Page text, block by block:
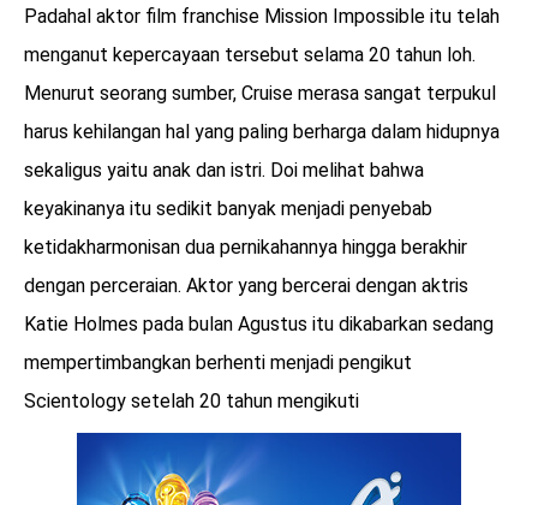
Padahal aktor film franchise Mission Impossible itu telah
menganut kepercayaan tersebut selama 20 tahun loh.
Menurut seorang sumber, Cruise merasa sangat terpukul
harus kehilangan hal yang paling berharga dalam hidupnya
sekaligus yaitu anak dan istri. Doi melihat bahwa
keyakinanya itu sedikit banyak menjadi penyebab
ketidakharmonisan dua pernikahannya hingga berakhir
dengan perceraian. Aktor yang bercerai dengan aktris
Katie Holmes pada bulan Agustus itu dikabarkan sedang
mempertimbangkan berhenti menjadi pengikut
Scientology setelah 20 tahun mengikuti